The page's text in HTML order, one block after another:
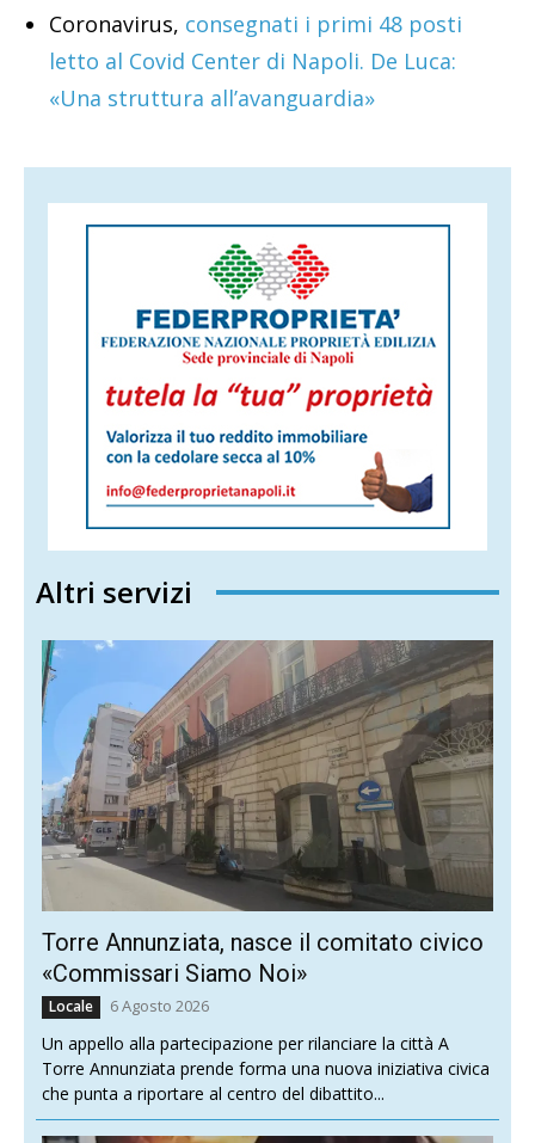
Coronavirus, consegnati i primi 48 posti
letto al Covid Center di Napoli. De Luca:
«Una struttura all’avanguardia»
Altri servizi
Torre Annunziata, nasce il comitato civico
«Commissari Siamo Noi»
Locale 6 Agosto 2026
Un appello alla partecipazione per rilanciare la città A
Torre Annunziata prende forma una nuova iniziativa civica
che punta a riportare al centro del dibattito...